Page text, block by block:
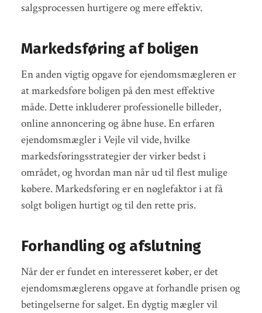
salgsprocessen hurtigere og mere effektiv.
Markedsføring af boligen
En anden vigtig opgave for ejendomsmægleren er
at markedsføre boligen på den mest effektive
måde. Dette inkluderer professionelle billeder,
online annoncering og åbne huse. En erfaren
ejendomsmægler i Vejle vil vide, hvilke
markedsføringsstrategier der virker bedst i
området, og hvordan man når ud til flest mulige
købere. Markedsføring er en nøglefaktor i at få
solgt boligen hurtigt og til den rette pris.
Forhandling og afslutning
Når der er fundet en interesseret køber, er det
ejendomsmæglerens opgave at forhandle prisen og
betingelserne for salget. En dygtig mægler vil